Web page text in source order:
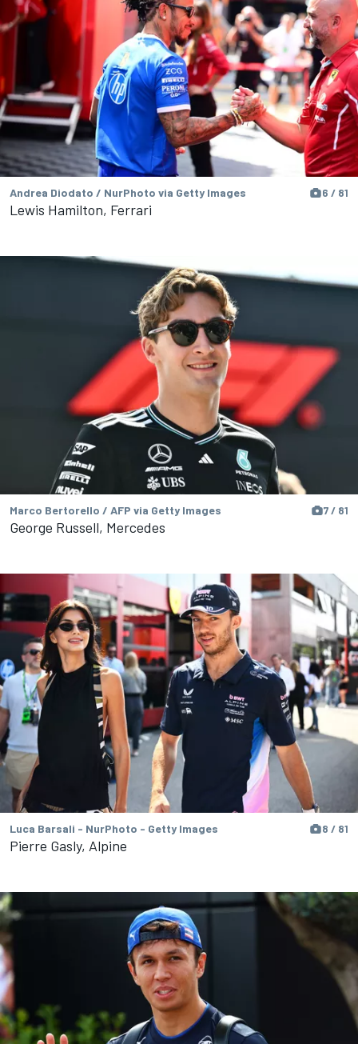
Andrea Diodato / NurPhoto via Getty Images 6 / 81
Lewis Hamilton, Ferrari
Marco Bertorello / AFP via Getty Images 7 / 81
George Russell, Mercedes
Luca Barsali - NurPhoto - Getty Images 8 / 81
Pierre Gasly, Alpine